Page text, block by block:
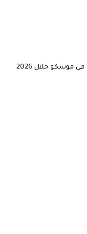
موسكو خلال 2026